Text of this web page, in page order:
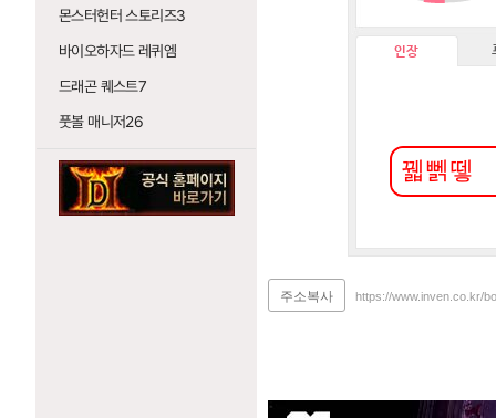
몬스터헌터 스토리즈3
바이오하자드 레퀴엠
드래곤 퀘스트7
풋볼 매니저26
인장
주소복사 https://www.inven.co.kr/